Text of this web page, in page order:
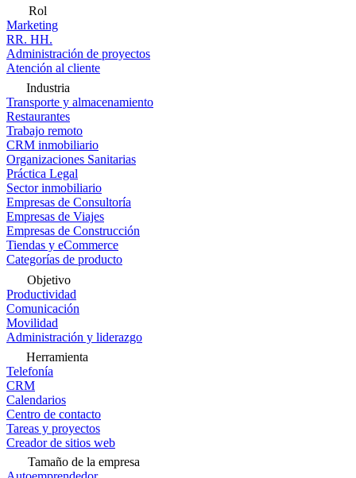
Rol
Marketing
RR. HH.
Administración de proyectos
Atención al cliente
Industria
Transporte y almacenamiento
Restaurantes
Trabajo remoto
CRM inmobiliario
Organizaciones Sanitarias
Práctica Legal
Sector inmobiliario
Empresas de Consultoría
Empresas de Viajes
Empresas de Construcción
Tiendas y eCommerce
Categorías de producto
Objetivo
Productividad
Comunicación
Movilidad
Administración y liderazgo
Herramienta
Telefonía
CRM
Calendarios
Centro de contacto
Tareas y proyectos
Creador de sitios web
Tamaño de la empresa